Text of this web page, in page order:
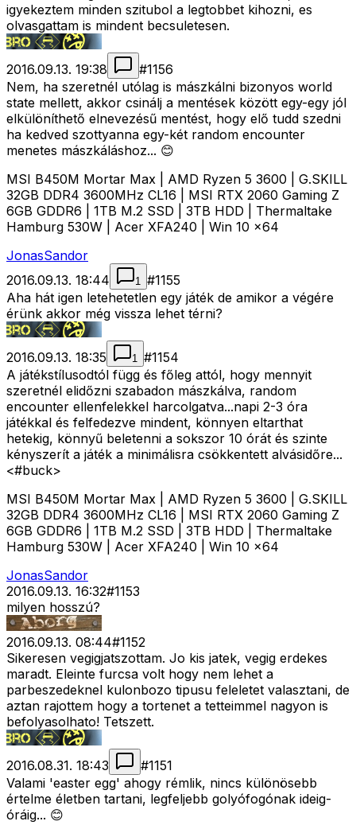
igyekeztem minden szitubol a legtobbet kihozni, es
olvasgattam is mindent becsuletesen.
2016.09.13. 19:38 #1156
Nem, ha szeretnél utólag is mászkálni bizonyos world
state mellett, akkor csinálj a mentések között egy-egy jól
elkülöníthető elnevezésű mentést, hogy elő tudd szedni
ha kedved szottyanna egy-két random encounter
menetes mászkáláshoz... 😊
MSI B450M Mortar Max | AMD Ryzen 5 3600 | G.SKILL
32GB DDR4 3600MHz CL16 | MSI RTX 2060 Gaming Z
6GB GDDR6 | 1TB M.2 SSD | 3TB HDD | Thermaltake
Hamburg 530W | Acer XFA240 | Win 10 x64
JonasSandor
2016.09.13. 18:44
1 #1155
Aha hát igen letehetetlen egy játék de amikor a végére
érünk akkor még vissza lehet térni?
2016.09.13. 18:35 1 #1154
A játékstílusodtól függ és főleg attól, hogy mennyit
szeretnél elidőzni szabadon mászkálva, random
encounter ellenfelekkel harcolgatva...napi 2-3 óra
játékkal és felfedezve mindent, könnyen eltarthat
hetekig, könnyű beletenni a sokszor 10 órát és szinte
kényszerít a játék a minimálisra csökkentett alvásidőre...
<#buck>
MSI B450M Mortar Max | AMD Ryzen 5 3600 | G.SKILL
32GB DDR4 3600MHz CL16 | MSI RTX 2060 Gaming Z
6GB GDDR6 | 1TB M.2 SSD | 3TB HDD | Thermaltake
Hamburg 530W | Acer XFA240 | Win 10 x64
JonasSandor
2016.09.13. 16:32#1153
milyen hosszú?
2016.09.13. 08:44#1152
Sikeresen vegigjatszottam. Jo kis jatek, vegig erdekes
maradt. Eleinte furcsa volt hogy nem lehet a
parbeszedeknel kulonbozo tipusu feleletet valasztani, de
aztan rajottem hogy a tortenet a tetteimmel nagyon is
befolyasolhato! Tetszett.
2016.08.31. 18:43 #1151
Valami 'easter egg' ahogy rémlik, nincs különösebb
értelme életben tartani, legfeljebb golyófogónak ideig-
óráig... 😊